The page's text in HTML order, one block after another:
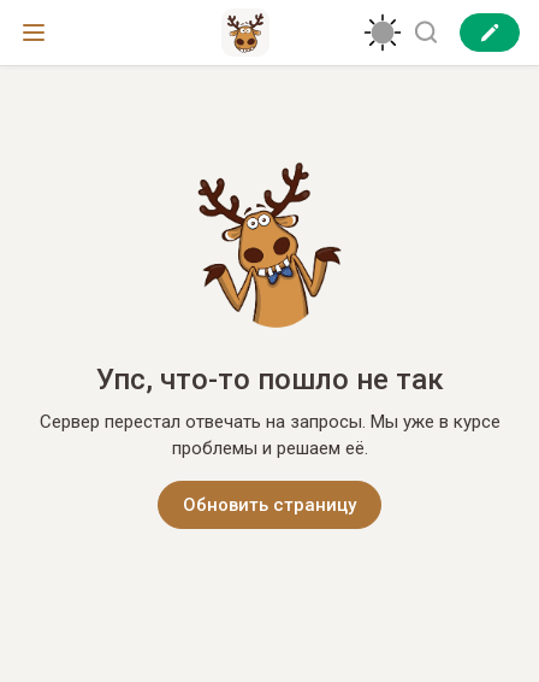
Упс, что-то пошло не так
Сервер перестал отвечать на запросы. Мы уже в курсе
проблемы и решаем её.
Обновить страницу